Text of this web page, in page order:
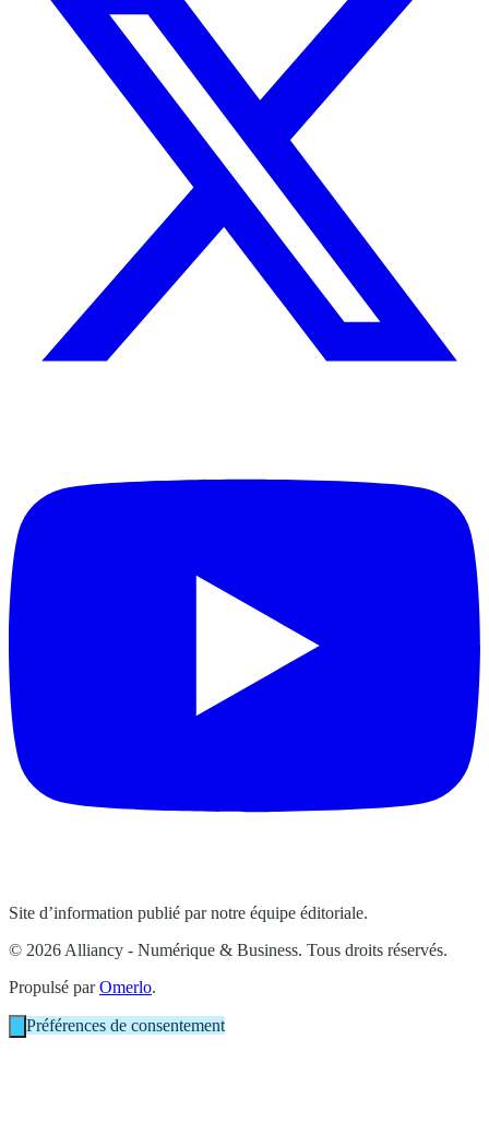
Site d’information publié par notre équipe éditoriale.
© 2026 Alliancy - Numérique & Business. Tous droits réservés.
Propulsé parOmerlo.
Préférences de consentement